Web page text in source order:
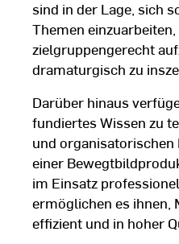
sind in der Lage, sich
Themen
zielgruppengerecht
dramaturgisch zu
Darüber hinaus
fundiertes Wissen zu
und organisatorischen
einer
im Einsatz
ermöglichen es ihnen,
effizient und in hoher